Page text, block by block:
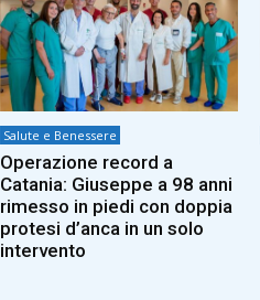
Salute e Benessere
Operazione record a
Catania: Giuseppe a 98 anni
rimesso in piedi con doppia
protesi d’anca in un solo
intervento